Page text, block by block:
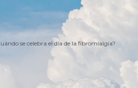
se celebra el día de la fibromialgia?